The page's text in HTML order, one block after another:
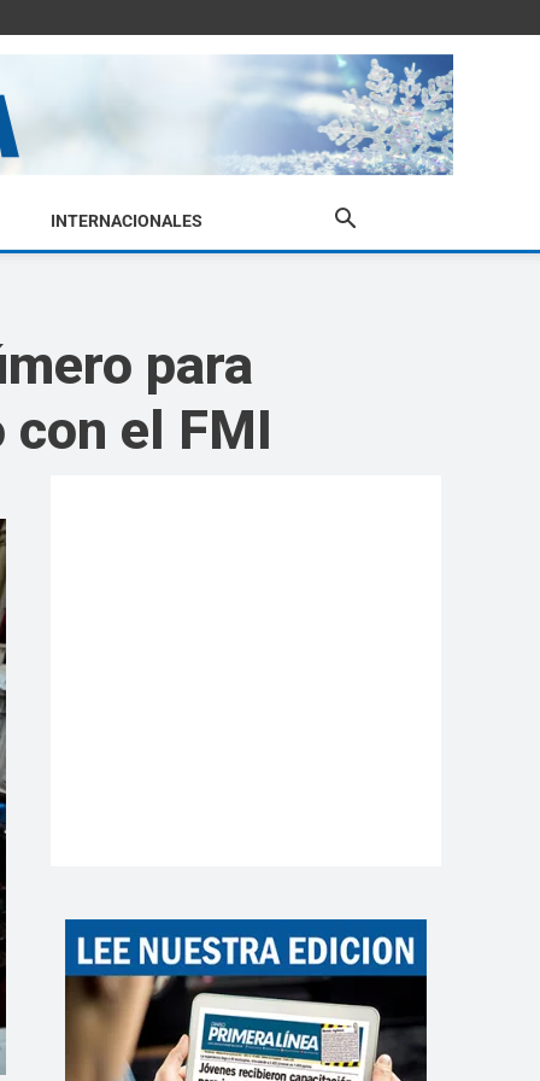
INTERNACIONALES
para
el FMI